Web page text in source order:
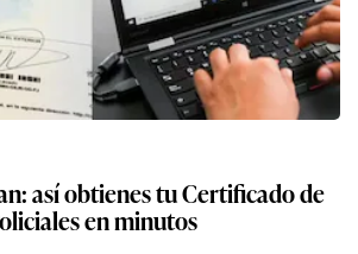
así obtienes tu Certificado de
en minutos